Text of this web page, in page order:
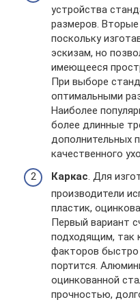
устройства
размеров.
поскольку
эскизам, но
имеющееся
При выборе
оптимальными
Наиболее
более длинные
дополнительных
качественного
Каркас. Для
производители
пластик,
Первый вариант
подходящим, так
факторов быстро
портится.
оцинкованной
прочностью,